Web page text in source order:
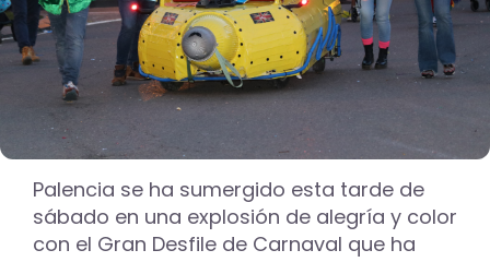
Palencia se ha sumergido esta tarde de
sábado en una explosión de alegría y color
con el Gran Desfile de Carnaval que ha